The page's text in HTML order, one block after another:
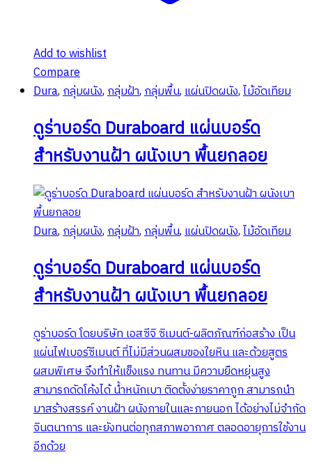
Add to wishlist
Compare
Dura,กลุ่มผนัง,กลุ่มฝ้า,กลุ่มพื้น,แผ่นปิดผนัง,ไม้อัดเทียม
ดูร่าบอร์ด Duraboard แผ่นบอร์ด
สำหรับงานฝ้า ผนังเบา พื้นยกลอย
Dura,กลุ่มผนัง,กลุ่มฝ้า,กลุ่มพื้น,แผ่นปิดผนัง,ไม้อัดเทียม
ดูร่าบอร์ด Duraboard แผ่นบอร์ด
สำหรับงานฝ้า ผนังเบา พื้นยกลอย
ดูร่าบอร์ด โดยบริษัท เอสซีจิ ซิเมนต์-ผลิตภัณฑ์ก่อสร้าง เป็น
แผ่นไฟเบอร์ซีเมนต์ ที่ไม่มีส่วนผสมของใยหิน และด้วยสูตร
ผสมพิเศษ จึงทำให้แข็งแรง ทนทาน มีความยืดหยุ่นสูง
สามารถดัดโค้งได้ น้ำหนักเบา ติดตั้งง่ายราคาถูก สามารถนำ
มาสร้างสรรค์ งานฝ้า ผนังภายในและภายนอก ได้อย่างไม่จำกัด
จินตนาการ และยังทนต่อทุกสภาพอากาศ ตลอดอายุการใช้งาน
อีกด้วย